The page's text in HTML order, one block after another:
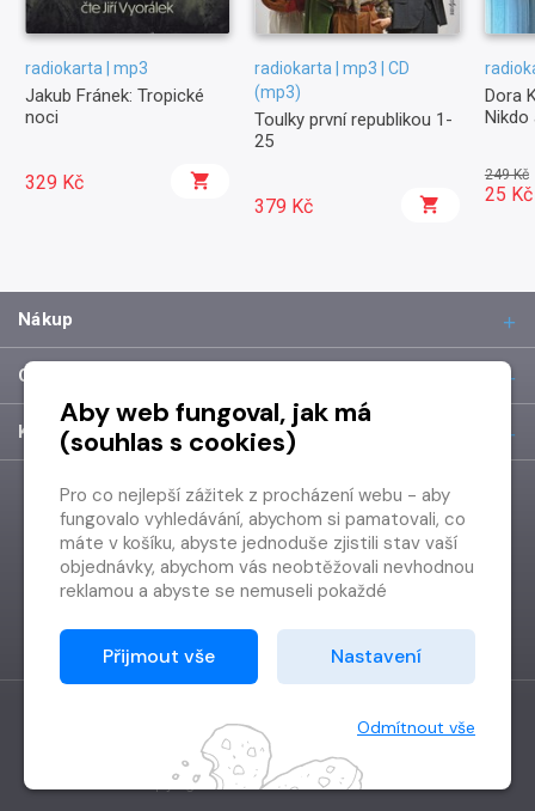
radiokarta | mp3
Jakub Fránek: Tropické
noci
329 Kč
radiokarta | mp3 | CD
(mp3)
Toulky první republikou 1-
25
379 Kč
Dora
Nikdo
249 Kč
25 Kč
Nákup
O společnosti
Kontakt
Vytvořilo Grand IT s.r.o.
Copyright © 2026 Radioservis a.s.
Aby web fungoval, jak má
(souhlas s cookies)
Pro co nejlepší zážitek z procházení webu - aby
fungovalo vyhledávání, abychom si pamatovali, co
máte v košíku, abyste jednoduše zjistili stav vaší
objednávky, abychom vás neobtěžovali nevhodnou
reklamou a abyste se nemuseli pokaždé
Proto od vás potřebujeme souhlas se
zpracováním souborů cookies
Děkujeme, že nám ho dáte a pomůžete nám tak
Přijmout vše Nastavení
Odmítnout vše